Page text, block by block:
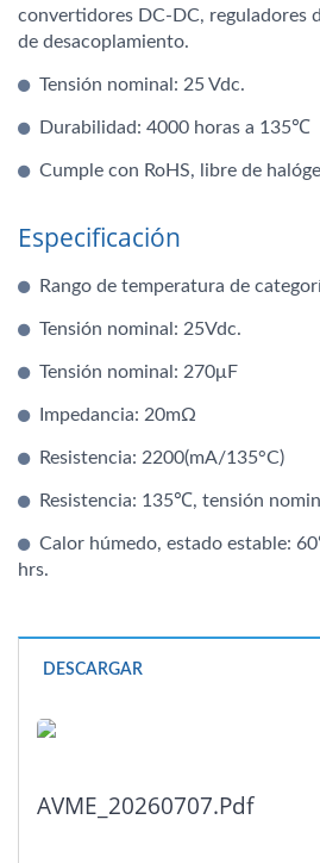
convertidores DC-DC, reguladores
de desacoplamiento.
Tensión nominal: 25 Vdc.
Durabilidad: 4000 horas a 135℃
Cumple con RoHS, libre de
Especificación
Rango de temperatura de
Tensión nominal: 25Vdc.
Tensión nominal: 270μF
Impedancia: 20mΩ
Resistencia: 2200(mA/135°C)
Resistencia: 135℃, tensión
Calor húmedo, estado estable:
hrs.
DESCARGAR
AVME_20260707.pdf